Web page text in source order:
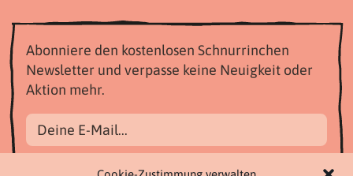
Abonniere den kostenlosen Schnurrinchen
Newsletter und verpasse keine Neuigkeit oder
Aktion mehr.